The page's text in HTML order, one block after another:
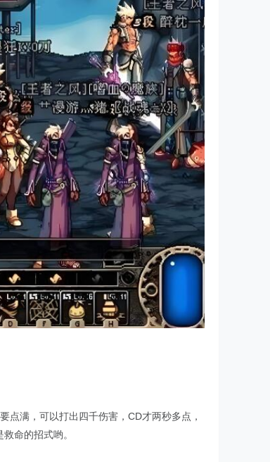
点满，可以打出四千伤害，CD才两秒多点，
命的招式哟。